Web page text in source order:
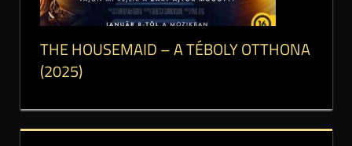
THE HOUSEMAID – A TÉBOLY OTTHONA
(2025)